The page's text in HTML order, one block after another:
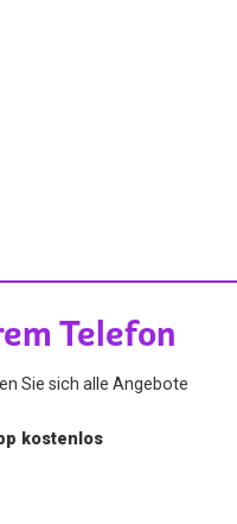
Telefon
Sie sich alle Angebote
kostenlos